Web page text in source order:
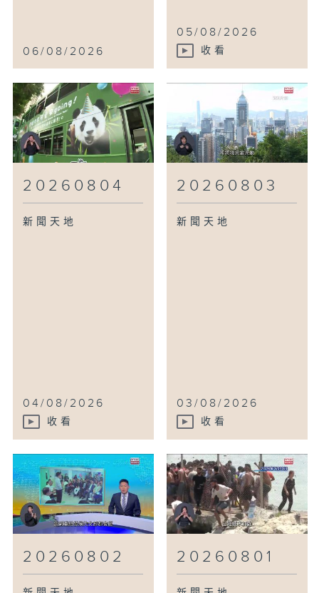
06/08/2026
05/08/2026
收看
20260804
新聞天地
04/08/2026
收看
20260803
新聞天地
03/08/2026
收看
20260802 20260801